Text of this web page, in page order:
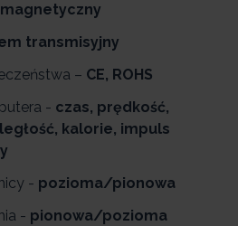
magnetyczny
transmisyjny
– CE, ROHS
- czas, prędkość,
kalorie, impuls
- pozioma/pionowa
- pionowa/pozioma